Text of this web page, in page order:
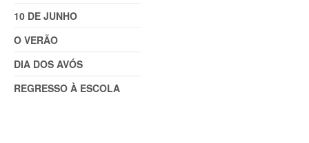
10 DE JUNHO
O VERÃO
DIA DOS AVÓS
REGRESSO À ESCOLA